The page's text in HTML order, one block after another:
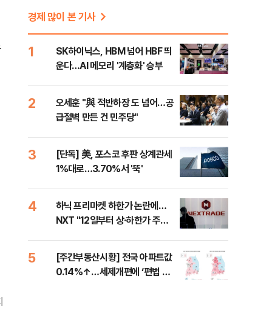
경제 많이 본 기사
1
SK하이닉스, HBM 넘어 HBF 띄
운다…AI 메모리 '계층화' 승부
2
오세훈 "與 적반하장 도 넘어…공
급절벽 만든 건 민주당"
3
[단독] 美, 포스코 후판 상계관세
1%대로…3.70%서 '뚝'
4
하닉 프리마켓 하한가 논란에…
NXT "12일부터 상·하한가 주문
5
[주간부동산시황] 전국 아파트값
0.14%↑…세제개편에 ‘편법 주